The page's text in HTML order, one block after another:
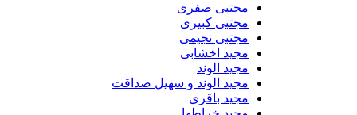
مجتبی صفری
مجتبی کبیری
مجتبی نجیمی
مجید اخشابی
مجید الوند‎
مجید الوند و سهیل صداقت
مجید باقری